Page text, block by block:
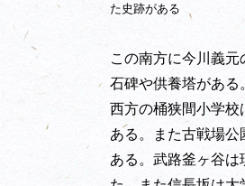
た史跡がある
この南方に今川義
石碑や供養塔がある
西方の桶狭間小学
ある。また古戦場
ある。武路釜ヶ谷